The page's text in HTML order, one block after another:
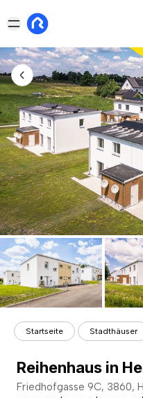
Startseite Stadthäuser
Reihenhaus in
Friedhofgasse 9C, 3860,